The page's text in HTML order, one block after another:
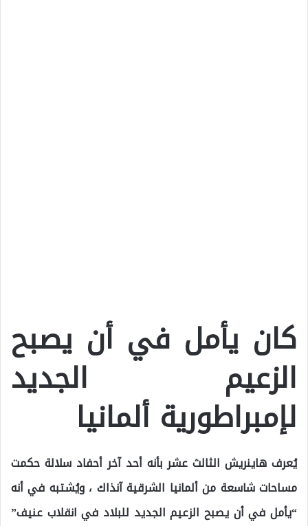
كان يأمل في أن يصبح
الزعيم الجديد
لإمبراطورية ألمانيا
يُعرف هاينريش الثالث عشر بأنه أحد آخر أحفاد سلالة حكمت
مساحات شاسعة من ألمانيا الشرقية آنذاك ، ويُشتبه في أنه
“يأمل في أن يصبح الزعيم الجديد للبلاد في انقلاب عنيف”